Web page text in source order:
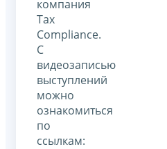
компания
Tax
Compliance.
С
видеозаписью
выступлений
можно
ознакомиться
по
ссылкам: